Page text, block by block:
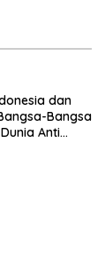
Baru.
dan
Bangsa
Anti